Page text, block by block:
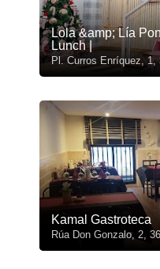
Lola &amp; Lía
Lunch |
Pl. Curros Enríquez,
Kamal Gastroteca
Rúa Don Gonzalo, 2,